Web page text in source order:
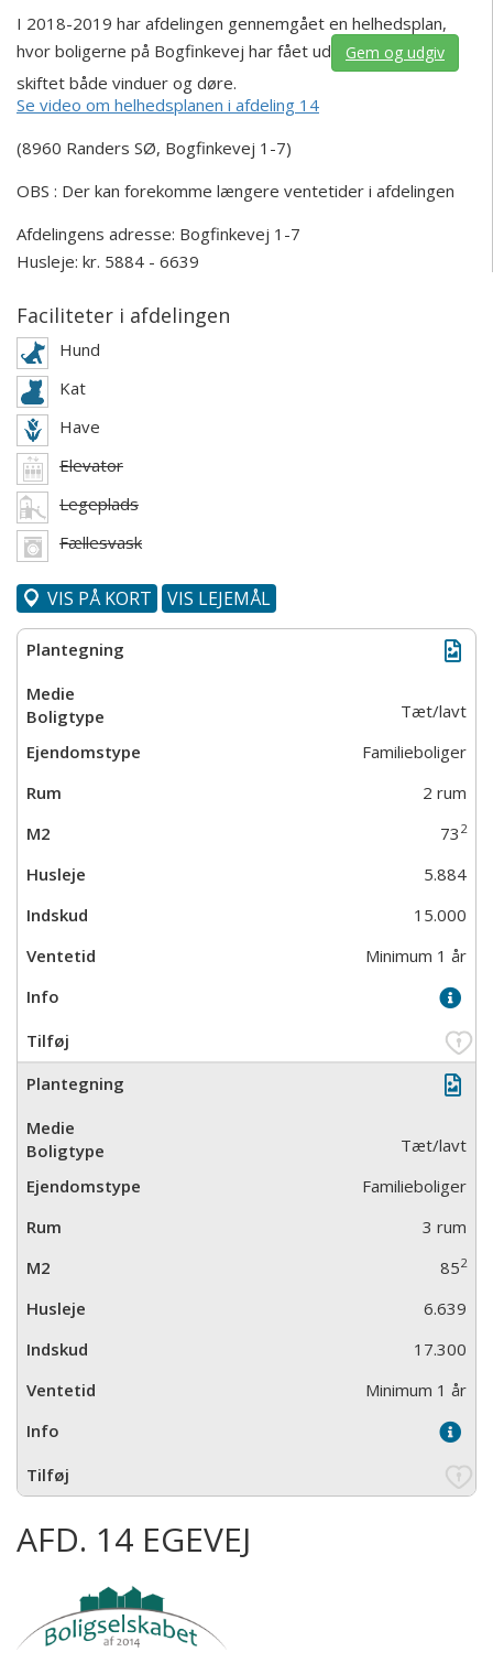
I 2018-2019 har afdelingen gennemgået en helhedsplan,
hvor boligerne på Bogfinkevej har fået ud
Gem og udgiv
skiftet både vinduer og døre.
Se video om helhedsplanen i afdeling 14
(8960 Randers SØ, Bogfinkevej 1-7)
OBS : Der kan forekomme længere ventetider i afdelingen
Afdelingens adresse: Bogfinkevej 1-7
Husleje: kr. 5884 - 6639
Faciliteter i afdelingen
Hund
Kat
Have
Elevator
Legeplads
Fællesvask
VIS PÅ KORT VIS LEJEMÅL
Tæt/lavt
Familieboliger
2 rum
73 2
5.884
15.000
Minimum 1 år
Tæt/lavt
Familieboliger
3 rum
852
6.639
17.300
Minimum 1 år
AFD. 14 EGEVEJ